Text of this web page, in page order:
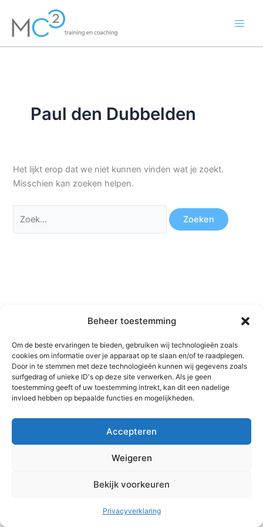
Beheer toestemming
Om de beste ervaringen te bieden, gebruiken wij technologieën zoals
cookies om informatie over je apparaat op te slaan en/of te raadplegen.
Door in te stemmen met deze technologieën kunnen wij gegevens zoals
surfgedrag of unieke ID's op deze site verwerken. Als je geen
toestemming geeft of uw toestemming intrekt, kan dit een nadelige
invloed hebben op bepaalde functies en mogelijkheden.
Accepteren
Weigeren
Bekijk voorkeuren
Privacyverklaring
naar
inhoud
Paul den Dubbelden
Het lijkt erop dat we niet kunnen vinden wat je zoekt.
Misschien kan zoeken helpen.
naar:
Copyright © 2026 MC2 training en coaching | Aangedreven door